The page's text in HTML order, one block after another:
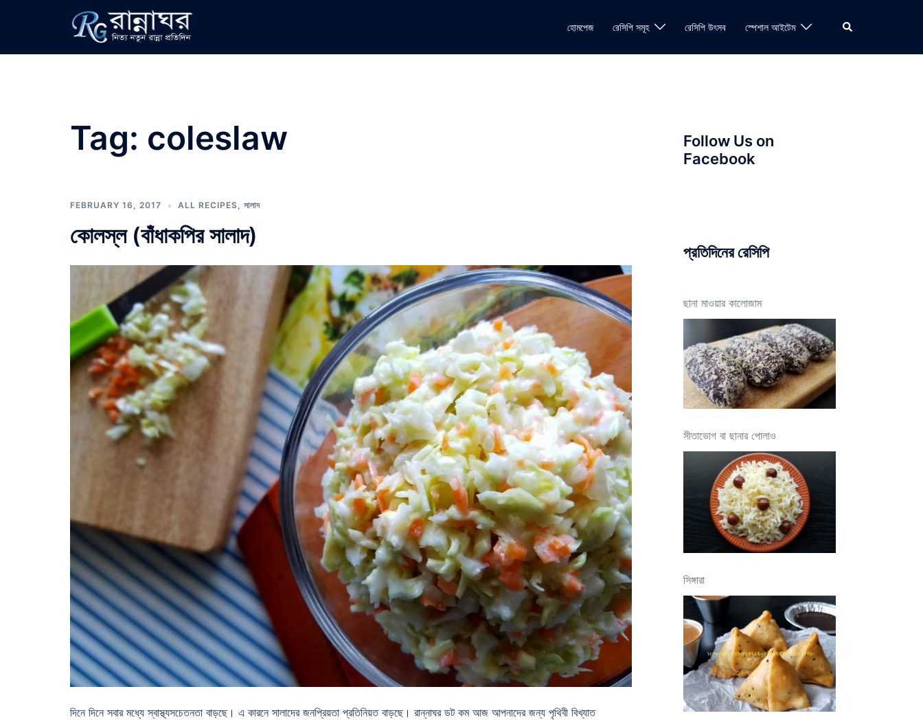
হোমপেজ রেসিপি সমূহ রেসিপি উৎসব স্পেশাল আইটেম Search
Tag: coleslaw
FEBRUARY 16, 2017 ALL RECIPES, সালাদ
কোলস্ল (বাঁধাকপির সালাদ)
দিনে দিনে সবার মধ্যে স্বাস্থ্যসচেতনতা বাড়ছে। এ কারনে সালাদের জনপ্রিয়তা প্রতিনিয়ত বাড়ছে। রান্নাঘর ডট কম আজ আপনাদের জন্য পৃথিবী বিখ্যাত
Follow Us on
Facebook
প্রতিদিনের রেসিপি
ছানা মাওয়ার কালোজাম
সীতাভোগ বা ছানার পোলাও
সিঙ্গারা